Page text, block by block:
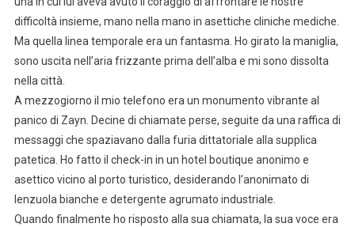
difficoltà insieme, mano nella mano in asettiche cliniche mediche.
Ma quella linea temporale era un fantasma. Ho girato la maniglia,
sono uscita nell’aria frizzante prima dell’alba e mi sono dissolta
nella città.
A mezzogiorno il mio telefono era un monumento vibrante al
panico di Zayn. Decine di chiamate perse, seguite da una raffica di
messaggi che spaziavano dalla furia dittatoriale alla supplica
patetica. Ho fatto il check-in in un hotel boutique anonimo e
asettico vicino al porto turistico, desiderando l’anonimato di
lenzuola bianche e detergente agrumato industriale.
Quando finalmente ho risposto alla sua chiamata, la sua voce era